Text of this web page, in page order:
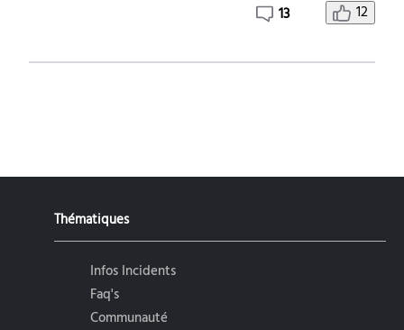
13
12
Thématiques
Infos Incidents
Faq's
Communauté